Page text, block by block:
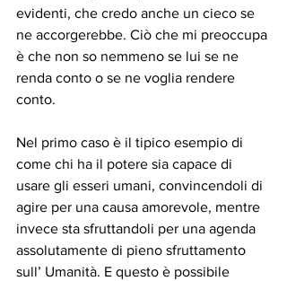
evidenti, che credo anche un cieco se
ne accorgerebbe. Ciò che mi preoccupa
è che non so nemmeno se lui se ne
renda conto o se ne voglia rendere
conto.
Nel primo caso è il tipico esempio di
come chi ha il potere sia capace di
usare gli esseri umani, convincendoli di
agire per una causa amorevole, mentre
invece sta sfruttandoli per una agenda
assolutamente di pieno sfruttamento
sull’ Umanità. E questo è possibile